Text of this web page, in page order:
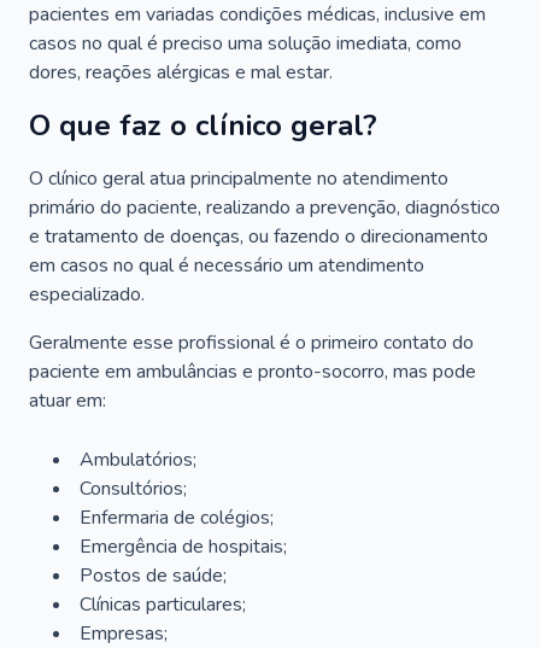
pacientes em variadas condições médicas, inclusive em
casos no qual é preciso uma solução imediata, como
dores, reações alérgicas e mal estar.
O que faz o clínico geral?
O clínico geral atua principalmente no atendimento
primário do paciente, realizando a prevenção, diagnóstico
e tratamento de doenças, ou fazendo o direcionamento
em casos no qual é necessário um atendimento
especializado.
Geralmente esse profissional é o primeiro contato do
paciente em ambulâncias e pronto-socorro, mas pode
atuar em:
Ambulatórios;
Consultórios;
Enfermaria de colégios;
Emergência de hospitais;
Postos de saúde;
Clínicas particulares;
Empresas;